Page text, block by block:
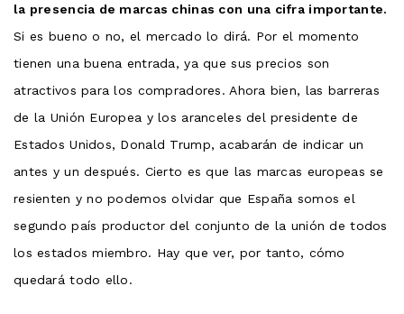
la presencia de marcas chinas con una cifra importante.
Si es bueno o no, el mercado lo dirá. Por el momento
tienen una buena entrada, ya que sus precios son
atractivos para los compradores. Ahora bien, las barreras
de la Unión Europea y los aranceles del presidente de
Estados Unidos, Donald Trump, acabarán de indicar un
antes y un después. Cierto es que las marcas europeas se
resienten y no podemos olvidar que España somos el
segundo país productor del conjunto de la unión de todos
los estados miembro. Hay que ver, por tanto, cómo
quedará todo ello.